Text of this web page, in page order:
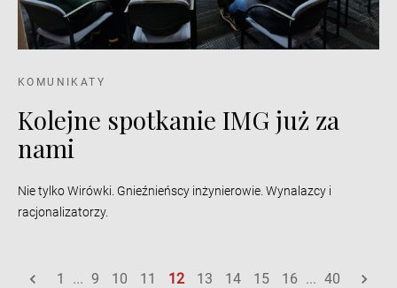
KOMUNIKATY
Kolejne spotkanie IMG już za
nami
Nie tylko Wirówki. Gnieźnieńscy inżynierowie. Wynalazcy i
racjonalizatorzy.
1 ... 9 10 11 12 13 14 15 16 ... 40